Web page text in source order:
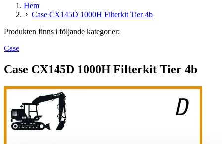
Hem
Case CX145D 1000H Filterkit Tier 4b
Produkten finns i följande kategorier:
Case
Case CX145D 1000H Filterkit Tier 4b